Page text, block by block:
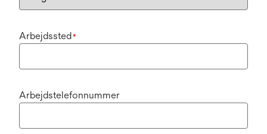
Arbejdssted*
Arbejdstelefonnummer